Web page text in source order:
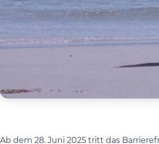
Ab dem 28. Juni 2025 tritt das